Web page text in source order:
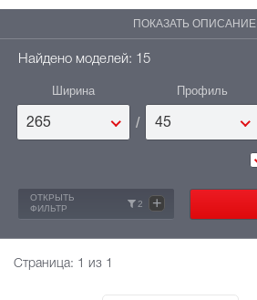
ПОКАЗАТЬ ОПИСАНИЕ
Найдено моделей: 15
Ширина
265 /
Профиль
45
ОТКРЫТЬ
ФИЛЬТР
2 +
Страница: 1 из 1